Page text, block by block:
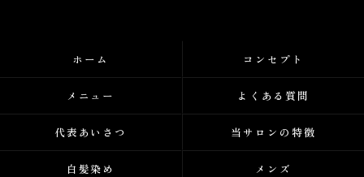
ホーム コンセプト
メニュー よくある質問
代表あいさつ 当サロンの特徴
白髪染め メンズ